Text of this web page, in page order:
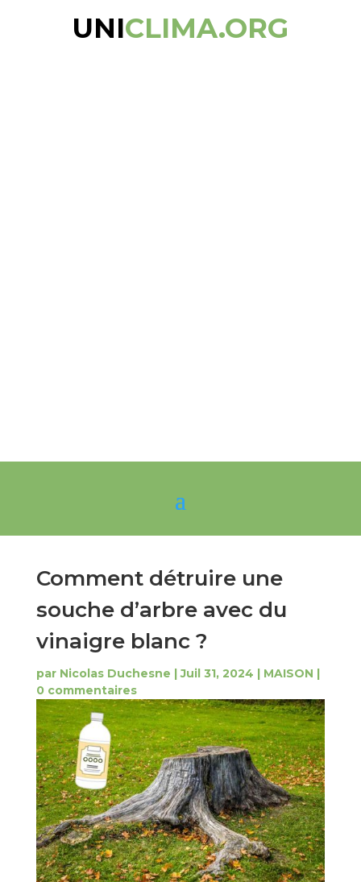
UNICLIMA.ORG
Comment détruire une
souche d’arbre avec du
vinaigre blanc ?
par Nicolas Duchesne |Juil 31, 2024 | MAISON |
0 commentaires